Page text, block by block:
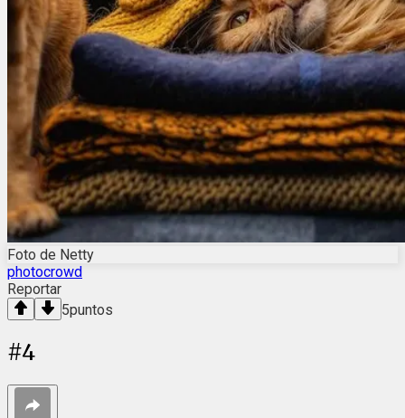
Foto de Netty
photocrowd
Reportar
5puntos
#4